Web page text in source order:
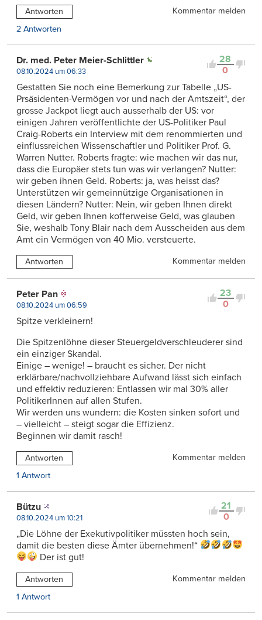
Antworten
Kommentar melden
2 Antworten
28
0
Dr. med. Peter Meier-Schlittler
08.10.2024 um 06:33
Gestatten Sie noch eine Bemerkung zur Tabelle „US-
Prsäsidenten-Vermögen vor und nach der Amtszeit“, der
grosse Jackpot liegt auch ausserhalb der US: vor
einigen Jahren veröffentlichte der US-Politiker Paul
Craig-Roberts ein Interview mit dem renommierten und
einflussreichen Wissenschaftler und Politiker Prof. G.
Warren Nutter. Roberts fragte: wie machen wir das nur,
dass die Europäer stets tun was wir verlangen? Nutter:
wir geben ihnen Geld. Roberts: ja, was heisst das?
Unterstützen wir gemeinnützige Organisationen in
diesen Ländern? Nutter: Nein, wir geben Ihnen direkt
Geld, wir geben Ihnen kofferweise Geld, was glauben
Sie, weshalb Tony Blair nach dem Ausscheiden aus dem
Amt ein Vermögen von 40 Mio. versteuerte.
Antworten Kommentar melden
23
0
Peter Pan
08.10.2024 um 06:59
Spitze verkleinern!
Die Spitzenlöhne dieser Steuergeldverschleuderer sind
ein einziger Skandal.
Einige – wenige! – braucht es sicher. Der nicht
erklärbare/nachvollziehbare Aufwand lässt sich einfach
und effektiv reduzieren: Entlassen wir mal 30% aller
PolitikerInnen auf allen Stufen.
Wir werden uns wundern: die Kosten sinken sofort und
– vielleicht – steigt sogar die Effizienz.
Beginnen wir damit rasch!
Antworten
Kommentar melden
1 Antwort
21
0
Bützu
08.10.2024 um 10:21
„Die Löhne der Exekutivpolitiker müssten hoch sein,
damit die besten diese Ämter übernehmen!“
Der ist gut!
Antworten
Kommentar melden
1 Antwort